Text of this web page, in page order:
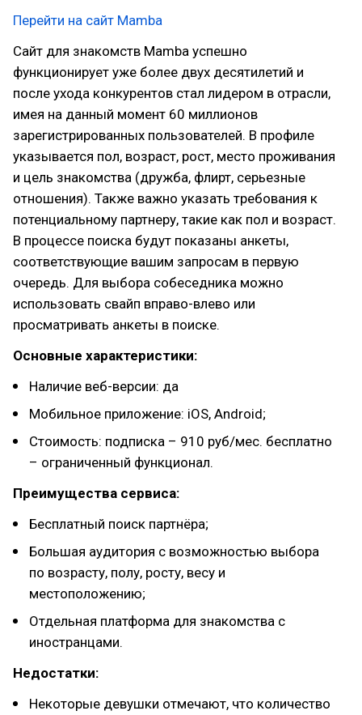
Перейти на сайт Mamba
Сайт для знакомств Mamba успешно
функционирует уже более двух десятилетий и
после ухода конкурентов стал лидером в отрасли,
имея на данный момент 60 миллионов
зарегистрированных пользователей. В профиле
указывается пол, возраст, рост, место проживания
и цель знакомства (дружба, флирт, серьезные
отношения). Также важно указать требования к
потенциальному партнеру, такие как пол и возраст.
В процессе поиска будут показаны анкеты,
соответствующие вашим запросам в первую
очередь. Для выбора собеседника можно
использовать свайп вправо-влево или
просматривать анкеты в поиске.
Основные характеристики:
Наличие веб-версии: да
Мобильное приложение: iOS, Android;
Стоимость: подписка – 910 руб/мес. бесплатно
– ограниченный функционал.
Преимущества сервиса:
Бесплатный поиск партнёра;
Большая аудитория с возможностью выбора
по возрасту, полу, росту, весу и
местоположению;
Отдельная платформа для знакомства с
иностранцами.
Недостатки:
Некоторые девушки отмечают, что количество